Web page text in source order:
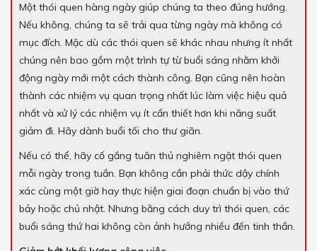
Một thói quen hàng ngày giúp chúng ta theo đúng hướng.
Nếu không, chúng ta sẽ trải qua từng ngày mà không có
mục đích. Mặc dù các thói quen sẽ khác nhau nhưng ít nhất
chúng nên bao gồm một trình tự từ buổi sáng nhằm khởi
động ngày mới một cách thành công. Bạn cũng nên hoàn
thành các nhiệm vụ quan trọng nhất lúc làm việc hiệu quả
nhất và xử lý các nhiệm vụ ít cần thiết hơn khi năng suất
giảm đi. Hãy dành buổi tối cho thư giãn.
Nếu có thể, hãy cố gắng tuân thủ nghiêm ngặt thói quen
mỗi ngày trong tuần. Bạn không cần phải thức dậy chính
xác cùng một giờ hay thực hiện giai đoạn chuẩn bị vào thứ
bảy hoặc chủ nhật. Nhưng bằng cách duy trì thói quen, các
buổi sáng thứ hai không còn ảnh hưởng nhiều đến tinh thần.